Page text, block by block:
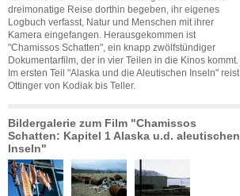
dreimonatige Reise dorthin begeben, ihr eigenes
Logbuch verfasst, Natur und Menschen mit ihrer
Kamera eingefangen. Herausgekommen ist
"Chamissos Schatten", ein knapp zwölfstündiger
Dokumentarfilm, der in vier Teilen in die Kinos kommt.
Im ersten Teil "Alaska und die Aleutischen Inseln" reist
Ottinger von Kodiak bis Teller.
Bildergalerie zum Film "Chamissos
Schatten: Kapitel 1 Alaska u.d. aleutischen
Inseln"